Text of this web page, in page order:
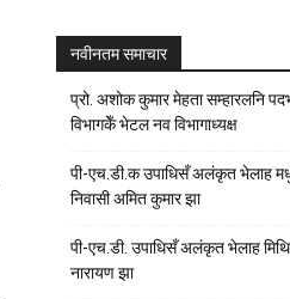
नवीनतम समाचार
प्रो. अशोक कुमार मेहता सम्हारलनि
विभागकेँ भेटल नव विभागाध्यक्ष
पी-एच.डी.क उपाधिसँ अलंकृत भेलाह
निवासी अमित कुमार झा
पी-एच.डी. उपाधिसँ अलंकृत भेलाह
नारायण झा